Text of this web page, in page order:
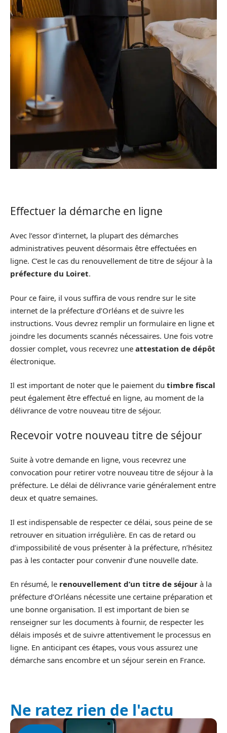
Effectuer la démarche en ligne
Avec l’essor d’internet, la plupart des démarches
administratives peuvent désormais être effectuées en
ligne. C’est le cas du renouvellement de titre de séjour à la
préfecture du Loiret.
Pour ce faire, il vous suffira de vous rendre sur le site
internet de la préfecture d’Orléans et de suivre les
instructions. Vous devrez remplir un formulaire en ligne et
joindre les documents scannés nécessaires. Une fois votre
dossier complet, vous recevrez une attestation de dépôt
électronique.
Il est important de noter que le paiement du timbre fiscal
peut également être effectué en ligne, au moment de la
délivrance de votre nouveau titre de séjour.
Recevoir votre nouveau titre de séjour
Suite à votre demande en ligne, vous recevrez une
convocation pour retirer votre nouveau titre de séjour à la
préfecture. Le délai de délivrance varie généralement entre
deux et quatre semaines.
Il est indispensable de respecter ce délai, sous peine de se
retrouver en situation irrégulière. En cas de retard ou
d’impossibilité de vous présenter à la préfecture, n’hésitez
pas à les contacter pour convenir d’une nouvelle date.
En résumé, le renouvellement d’un titre de séjour à la
préfecture d’Orléans nécessite une certaine préparation et
une bonne organisation. Il est important de bien se
renseigner sur les documents à fournir, de respecter les
délais imposés et de suivre attentivement le processus en
ligne. En anticipant ces étapes, vous vous assurez une
démarche sans encombre et un séjour serein en France.
Ne ratez rien de l'actu